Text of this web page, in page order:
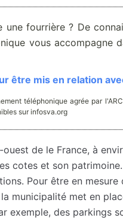
une fourrière ? De
vous accompagne
être mis en relation
téléphonique agrée par
sur infosva.org
de le France, à
cotes et son
Pour être en
municipalité met en
exemple, des parkings